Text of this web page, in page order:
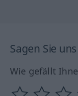
Sagen Sie
Wie gefällt